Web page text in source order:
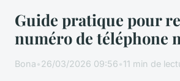
Guide pratique pour
numéro de téléphone
Bona•26/03/2026 09:56•11 min de